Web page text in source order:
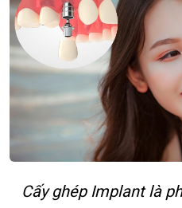
Cấy ghép Implant là